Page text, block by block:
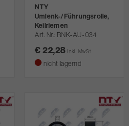
NTY
Umlenk-/Führungsrolle,
Keilriemen
Art. Nr. RNK-AU-034
€ 22,28inkl. MwSt.
nicht lagernd